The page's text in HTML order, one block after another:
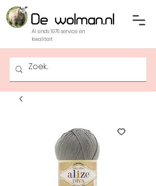
Al sinds 1976 service en
kwaliteit